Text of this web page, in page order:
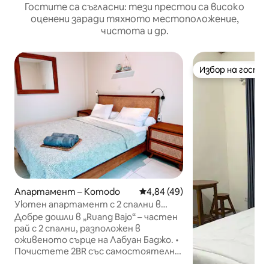
Гостите са съгласни: тези престои са високо
оценени заради тяхното местоположение,
чистота и др.
Апартамент – Komodo Средна оценка: 4,84 от 5,
4,84 (49)
Уютен апартамент с 2 спални в
сърцето на Лабуан Баджо „Руанг
Баджо“
Добре дошли в „Ruang Bajo“ – частен
рай с 2 спални, разположен в
оживеното сърце на Лабуан Баджо. •
Почистете 2BR със самостоятелна
Избор на
Избор на